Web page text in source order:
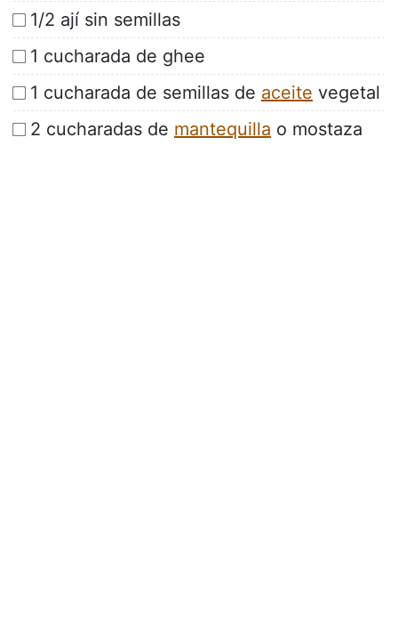
1/2 ají sin semillas
1 cucharada de ghee
1 cucharada de semillas de aceite vegetal
2 cucharadas de mantequilla o mostaza